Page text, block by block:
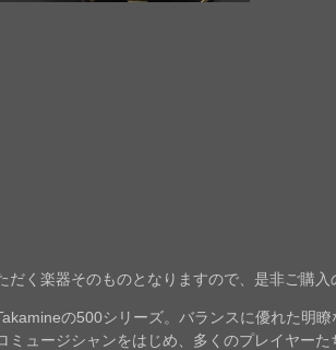
く楽器そのものとなりますので、是非ご購入
の500シリーズ。バランスに優れた明
ュージシャンをはじめ、多くのプレイヤーた